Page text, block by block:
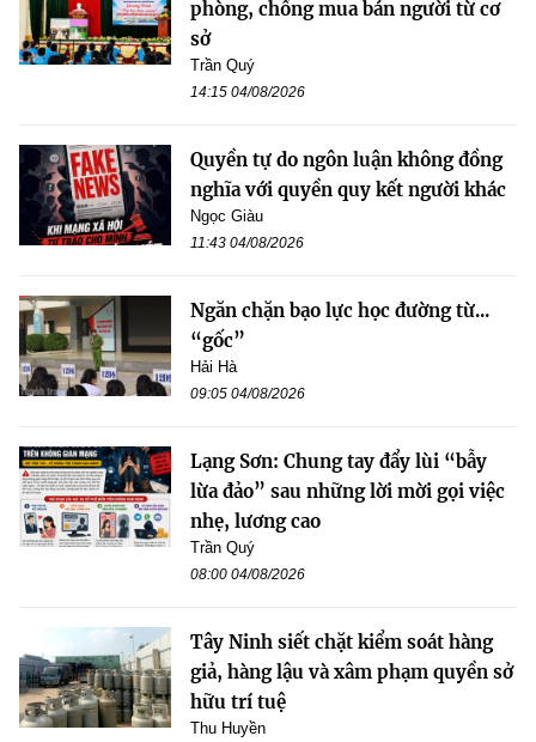
phòng, chống mua bán người từ cơ
sở
Trần Quý
14:15 04/08/2026
Quyền tự do ngôn luận không đồng
nghĩa với quyền quy kết người khác
Ngọc Giàu
11:43 04/08/2026
Ngăn chặn bạo lực học đường từ...
“gốc”
Hải Hà
09:05 04/08/2026
Lạng Sơn: Chung tay đẩy lùi “bẫy
lừa đảo” sau những lời mời gọi việc
nhẹ, lương cao
Trần Quý
08:00 04/08/2026
Tây Ninh siết chặt kiểm soát hàng
giả, hàng lậu và xâm phạm quyền sở
hữu trí tuệ
Thu Huyền